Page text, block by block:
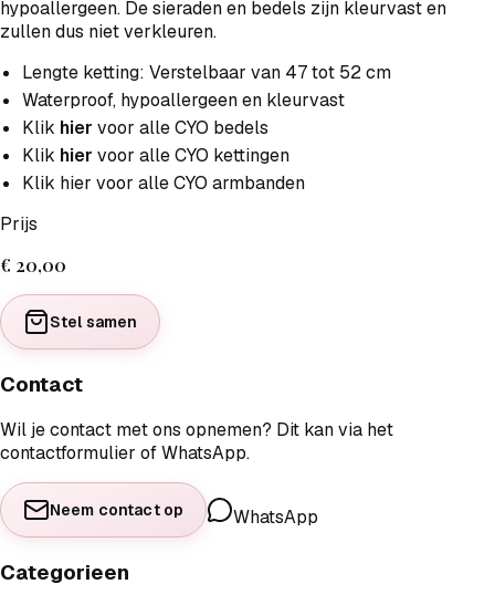
hypoallergeen. De sieraden en bedels zijn kleurvast en
zullen dus niet verkleuren.
Lengte ketting: Verstelbaar van 47 tot 52 cm
Waterproof, hypoallergeen en kleurvast
Klik hier voor alle CYO bedels
Klik hier voor alle CYO kettingen
Klik hier voor alle CYO armbanden
Prijs
€ 20,00
Stel samen
Contact
Wil je contact met ons opnemen? Dit kan via het
contactformulier of WhatsApp.
Neem contact op WhatsApp
Categorieen